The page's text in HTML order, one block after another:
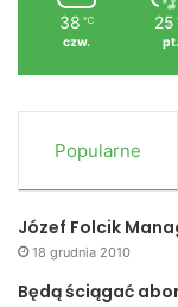
38 ℃
czw.
25
pt.
Popularne
Józef Folcik
18 grudnia 2010
Będą ściągać